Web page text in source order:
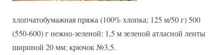
хлопчатобумажная пряжа (100% хлопка; 125 м/50 г) 500
(550-600) г нежно-зеленой: 1,5 м зеленой атласной ленты
шириной 20 мм; крючок №3,5.